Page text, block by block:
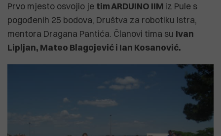
Prvo mjesto osvojio je tim ARDUINO IIM iz Pule s
pogođenih 25 bodova, Društva za robotiku Istra,
mentora Dragana Pantića. Članovi tima su Ivan
Lipljan, Mateo Blagojević i Ian Kosanović.